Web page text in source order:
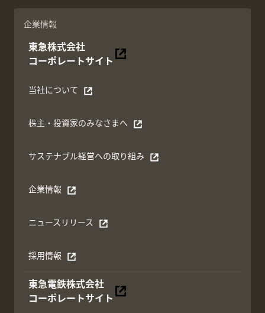
企業情報
東急株式会社
コーポレートサイト
別ウィンドウで開く
当社について
別ウィンドウで開く
株主・投資家のみなさまへ
別ウィンドウで開く
サステナブル経営への取り組み
別ウィンドウで開く
企業情報
別ウィンドウで開く
ニュースリリース
別ウィンドウで開く
採用情報
別ウィンドウで開く
東急電鉄株式会社
コーポレートサイト
別ウィンドウで開く